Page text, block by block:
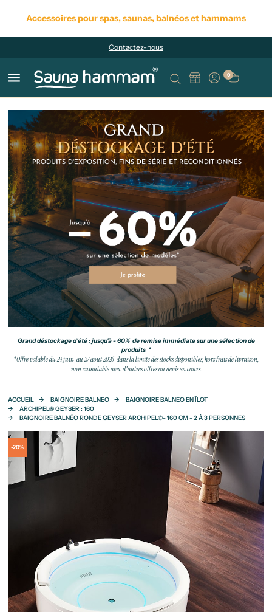
Accessoires pour spas, saunas, balnéos et hammams
Contactez-nous
menu 0
Grand déstockage d'été : jusqu'à - 60% de remise immédiate sur une sélection de
produits *
*Offre valable du 24 juin au 27 aout 2026 dans la limite des stocks disponibles, hors frais de livraison,
non cumulable avec d'autres offres ou devis en cours.
ACCUEIL BAIGNOIRE BALNEO
BAIGNOIRE BALNEO EN ÎLOT
ARCHIPEL® GEYSER : 160
BAIGNOIRE BALNÉO RONDE GEYSER ARCHIPEL®- 160 CM - 2 À 3 PERSONNES
-20%